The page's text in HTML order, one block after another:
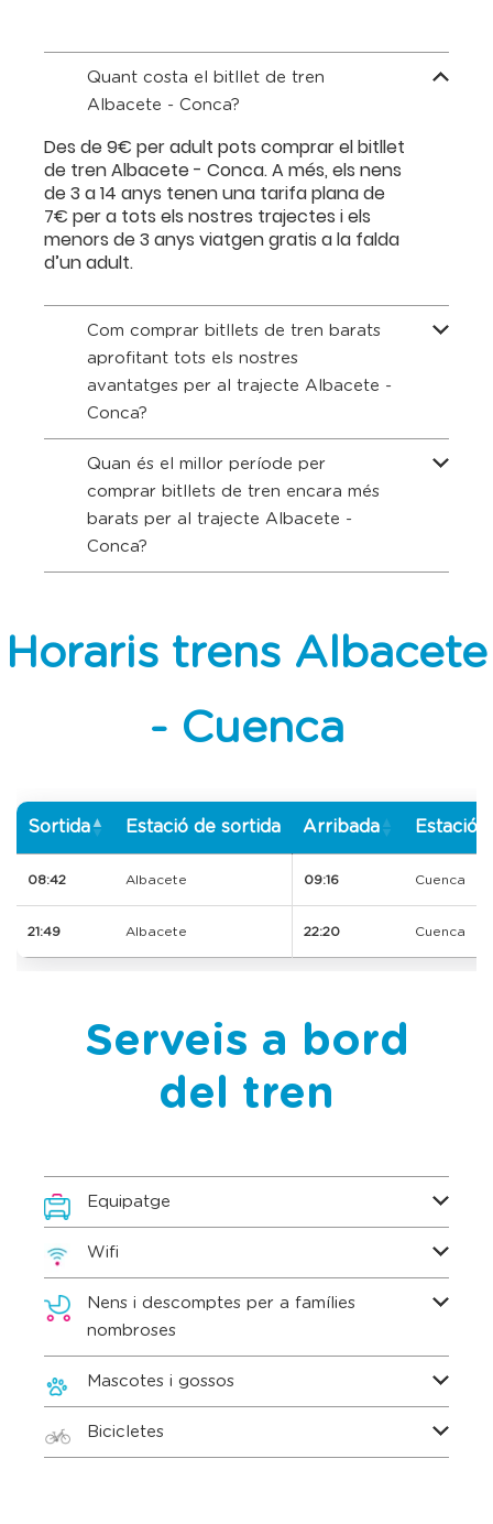
Quant costa el bitllet de tren
Albacete - Conca?
Des de 9€ per adult pots comprar el bitllet
de tren Albacete - Conca. A més, els nens
de 3 a 14 anys tenen una tarifa plana de
7€ per a tots els nostres trajectes i els
menors de 3 anys viatgen gratis a la falda
d’un adult.
Com comprar bitllets de tren barats
aprofitant tots els nostres
avantatges per al trajecte Albacete -
Conca?
Quan és el millor període per
comprar bitllets de tren encara més
barats per al trajecte Albacete -
Conca?
Horaris trens Albacete
- Cuenca
Sortida Estació de sortida Arribada Estació
08:42 Albacete 09:16 Cuenca
21:49 Albacete 22:20 Cuenca
Serveis a bord
del tren
Equipatge
Wifi
Nens i descomptes per a famílies
nombroses
Mascotes i gossos
Bicicletes